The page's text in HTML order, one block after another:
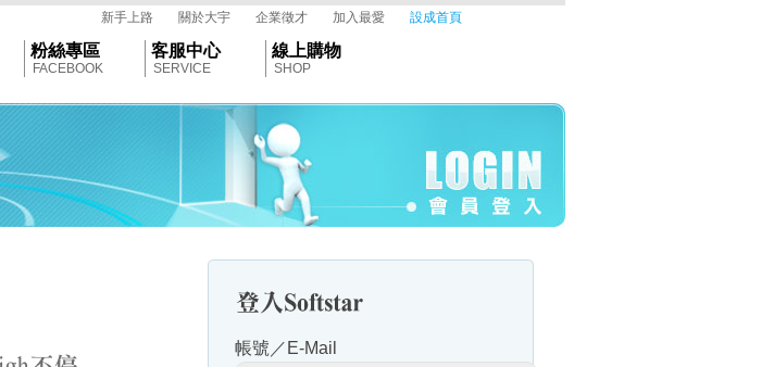
新手上路 關於大宇 企業徵才 加入最愛 設成首頁
粉絲專區
FACEBOOK
客服中心
SERVICE
線上購物
SHOP
帳號／E-Mail